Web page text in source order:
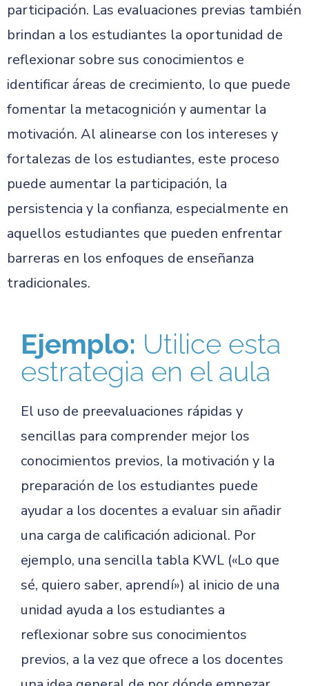
participación. Las evaluaciones previas también
brindan a los estudiantes la oportunidad de
reflexionar sobre sus conocimientos e
identificar áreas de crecimiento, lo que puede
fomentar la metacognición y aumentar la
motivación. Al alinearse con los intereses y
fortalezas de los estudiantes, este proceso
puede aumentar la participación, la
persistencia y la confianza, especialmente en
aquellos estudiantes que pueden enfrentar
barreras en los enfoques de enseñanza
tradicionales.
Ejemplo: Utilice esta
estrategia en el aula
El uso de preevaluaciones rápidas y
sencillas para comprender mejor los
conocimientos previos, la motivación y la
preparación de los estudiantes puede
ayudar a los docentes a evaluar sin añadir
una carga de calificación adicional. Por
ejemplo, una sencilla tabla KWL («Lo que
sé, quiero saber, aprendí») al inicio de una
unidad ayuda a los estudiantes a
reflexionar sobre sus conocimientos
previos, a la vez que ofrece a los docentes